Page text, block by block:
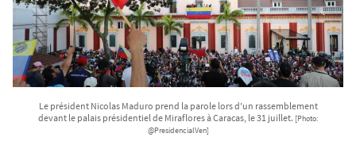
Le président Nicolas Maduro prend la parole lors d'un rassemblement
devant le palais présidentiel de Miraflores à Caracas, le 31 juillet. [Photo:
@PresidencialVen]